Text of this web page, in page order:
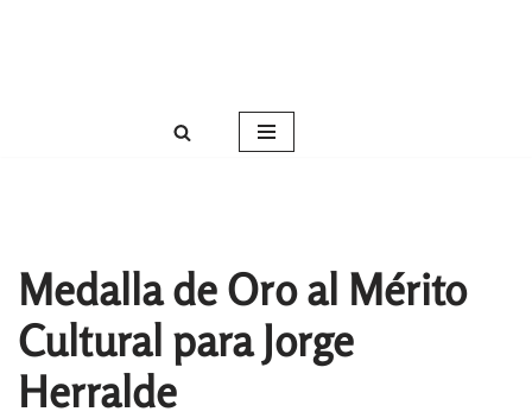
Medalla de Oro al Mérito
Cultural para Jorge
Herralde